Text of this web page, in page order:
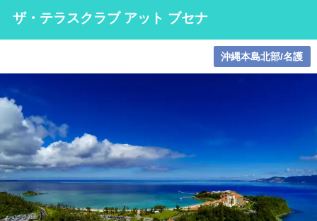
ザ・テラスクラブ アット ブセナ
沖縄本島北部/名護